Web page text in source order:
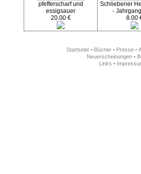
pfefferscharf und
essigsauer
20.00 €
Schliebener
-
8.00
Startseite - Bücher - Presse -
Neuerscheinungen-
Links -